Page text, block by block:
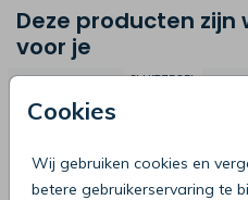
Cookies
Wij gebruiken cookies en
betere gebruikerservaring te
Deze producten zijn
voor je
SLUITZEGEL